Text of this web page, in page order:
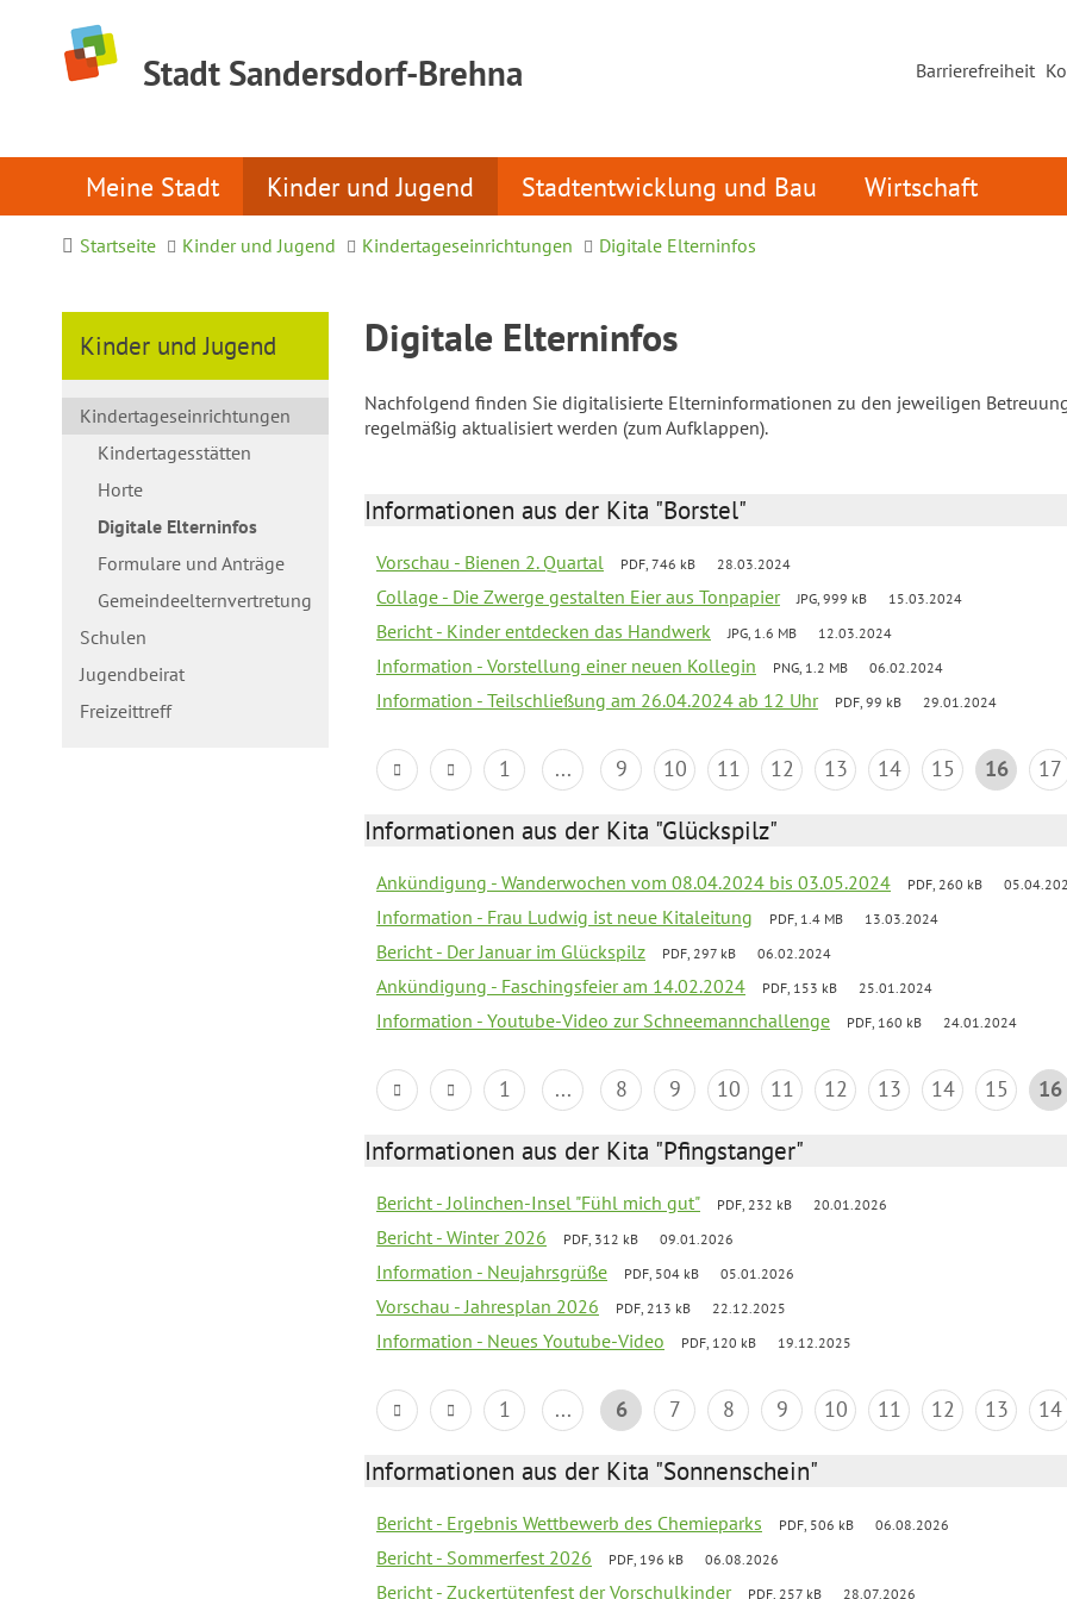
Stadt Sandersdorf-Brehna Barrierefreiheit
Meine Stadt Kinder und Jugend Stadtentwicklung und Bau Wirtschaft
Startseite Kinder und Jugend Kindertageseinrichtungen Digitale Elterninfos
Kinder und Jugend
Kindertageseinrichtungen
Kindertagesstätten
Horte
Digitale Elterninfos
Formulare und Anträge
Gemeindeelternvertretung
Schulen
Jugendbeirat
Freizeittreff
Digitale Elterninfos
Nachfolgend finden Sie digitalisierte Elterninformationen zu den jeweiligen
regelmäßig aktualisiert werden (zum Aufklappen).
Informationen aus der Kita "Borstel"
Vorschau - Bienen 2. Quartal PDF, 746 kB 28.03.2024
Collage - Die Zwerge gestalten Eier aus Tonpapier JPG, 999 kB 15.03.2024
Bericht - Kinder entdecken das Handwerk JPG, 1.6 MB 12.03.2024
Information - Vorstellung einer neuen Kollegin PNG, 1.2 MB 06.02.2024
Information - Teilschließung am 26.04.2024 ab 12 Uhr PDF, 99 kB 29.01.2024
1 ... 9 10 11 12 13 14 15 16 17
Informationen aus der Kita "Glückspilz"
Ankündigung - Wanderwochen vom 08.04.2024 bis 03.05.2024 PDF, 260 kB
Information - Frau Ludwig ist neue Kitaleitung PDF, 1.4 MB 13.03.2024
Bericht - Der Januar im Glückspilz PDF, 297 kB 06.02.2024
Ankündigung - Faschingsfeier am 14.02.2024 PDF, 153 kB 25.01.2024
Information - Youtube-Video zur Schneemannchallenge PDF, 160 kB 24.01.2024
1 ... 8 9 10 11 12 13 14 15 16
Informationen aus der Kita "Pfingstanger"
Bericht - Jolinchen-Insel "Fühl mich gut" PDF, 232 kB 20.01.2026
Bericht - Winter 2026 PDF, 312 kB 09.01.2026
Information - Neujahrsgrüße PDF, 504 kB 05.01.2026
Vorschau - Jahresplan 2026 PDF, 213 kB 22.12.2025
Information - Neues Youtube-Video PDF, 120 kB 19.12.2025
1 ... 6 7 8 9 10 11 12 13 14
Informationen aus der Kita "Sonnenschein"
Bericht - Ergebnis Wettbewerb des Chemieparks PDF, 506 kB 06.08.2026
Bericht - Sommerfest 2026 PDF, 196 kB 06.08.2026
Bericht - Zuckertütenfest der Vorschulkinder PDF, 257 kB 28.07.2026